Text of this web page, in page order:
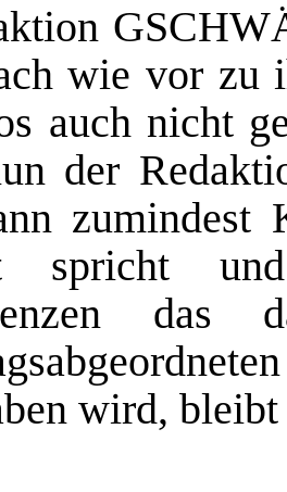
wie vor zu
auch nicht
der
zumindest
spricht
das
wird, bleibt